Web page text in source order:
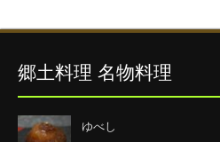
郷土料理 名物料理
ゆべし